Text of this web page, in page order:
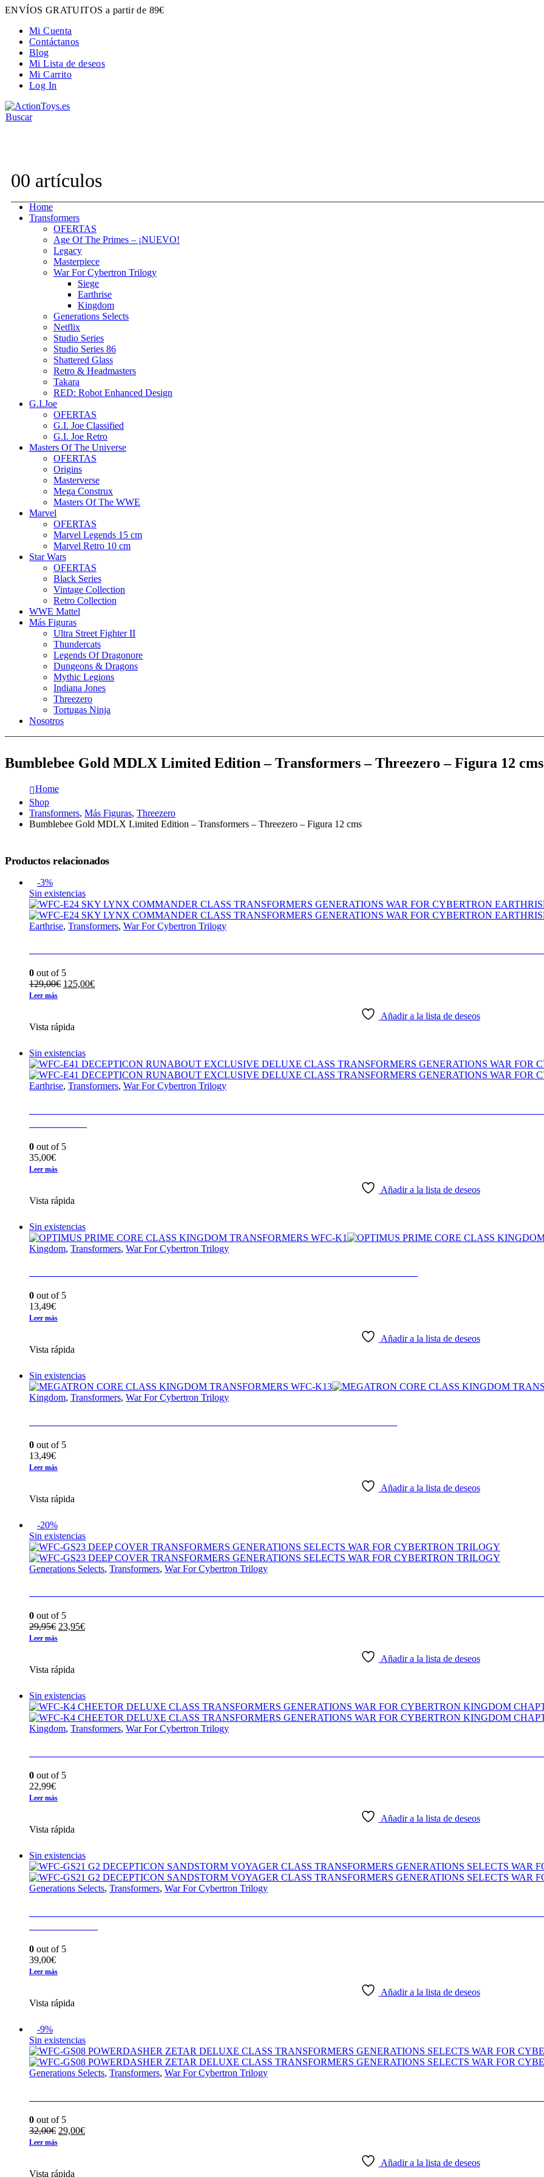
ENVÍOS GRATUITOS a partir de 89€
Mi Cuenta
Contáctanos
Blog
Mi Lista de deseos
Mi Carrito
Log In
Buscar
00 artículos
Home
Transformers
OFERTAS
Age Of The Primes – ¡NUEVO!
Legacy
Masterpiece
War For Cybertron Trilogy
Siege
Earthrise
Kingdom
Generations Selects
Netflix
Studio Series
Studio Series 86
Shattered Glass
Retro & Headmasters
Takara
RED: Robot Enhanced Design
G.I.Joe
OFERTAS
G.I. Joe Classified
G.I. Joe Retro
Masters Of The Universe
OFERTAS
Origins
Masterverse
Mega Construx
Masters Of The WWE
Marvel
OFERTAS
Marvel Legends 15 cm
Marvel Retro 10 cm
Star Wars
OFERTAS
Black Series
Vintage Collection
Retro Collection
WWE Mattel
Más Figuras
Ultra Street Fighter II
Thundercats
Legends Of Dragonore
Dungeons & Dragons
Mythic Legions
Indiana Jones
Threezero
Tortugas Ninja
Nosotros
Bumblebee Gold MDLX Limited Edition – Transformers – Threezero – Figura 12 cms
Home
Shop
Transformers, Más Figuras, Threezero
Bumblebee Gold MDLX Limited Edition – Transformers – Threezero – Figura 12 cms
Productos relacionados
-3%
Sin existencias
Earthrise, Transformers, War For Cybertron Trilogy
0 out of 5
129,00€ El
129,00€.
125,00€El
Leer más
Añadir a la lista de deseos
Vista rápida
Sin existencias
Earthrise, Transformers, War For Cybertron Trilogy
0 out of 5
35,00€
Leer más
Añadir a la lista de deseos
Vista rápida
Sin existencias
Kingdom, Transformers, War For Cybertron Trilogy
0 out of 5
13,49€
Leer más
Añadir a la lista de deseos
Vista rápida
Sin existencias
Kingdom, Transformers, War For Cybertron Trilogy
0 out of 5
13,49€
Leer más
Añadir a la lista de deseos
Vista rápida
-20%
Sin existencias
Generations Selects, Transformers, War For Cybertron Trilogy
0 out of 5
29,95€ El
29,95€.
23,95€El
Leer más
Añadir a la lista de deseos
Vista rápida
Sin existencias
Kingdom, Transformers, War For Cybertron Trilogy
0 out of 5
22,99€
Leer más
Añadir a la lista de deseos
Vista rápida
Sin existencias
Generations Selects, Transformers, War For Cybertron Trilogy
0 out of 5
39,00€
Leer más
Añadir a la lista de deseos
Vista rápida
-9%
Sin existencias
Generations Selects, Transformers, War For Cybertron Trilogy
0 out of 5
32,00€ El
32,00€.
29,00€El
Leer más
Añadir a la lista de deseos
Vista rápida